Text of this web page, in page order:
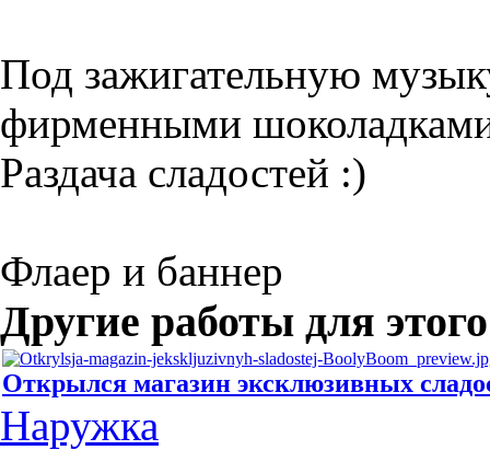
Под зажигательную
фирменными
Раздача сладостей :)
Флаер и баннер
Другие работы для
Открылся магазин эксклюзивных
Наружка